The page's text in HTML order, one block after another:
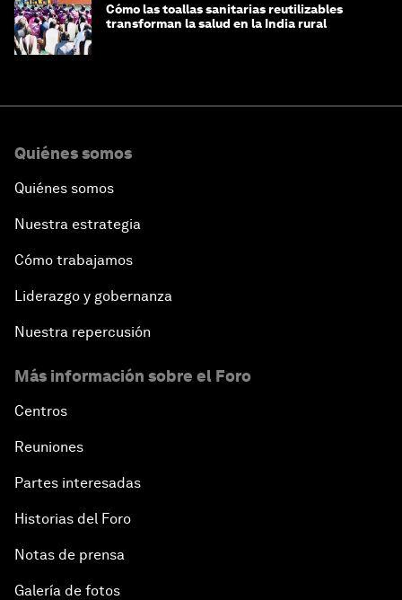
Cómo las toallas sanitarias reutilizables
transforman la salud en la India rural
Quiénes somos
Quiénes somos
Nuestra estrategia
Cómo trabajamos
Liderazgo y gobernanza
Nuestra repercusión
Más información sobre el Foro
Centros
Reuniones
Partes interesadas
Historias del Foro
Notas de prensa
Galería de fotos